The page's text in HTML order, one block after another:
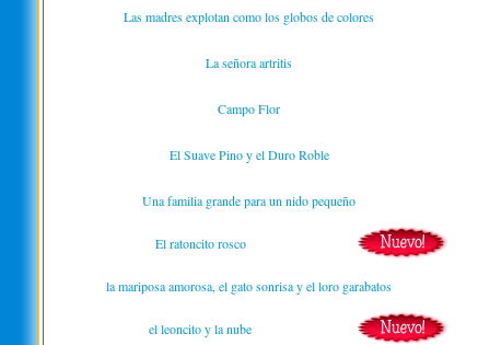
Las madres explotan como los globos de colores
La señora artritis
Campo Flor
El Suave Pino y el Duro Roble
Una familia grande para un nido pequeño
El ratoncito rosco
la mariposa amorosa, el gato sonrisa y el loro garabatos
el leoncito y la nube